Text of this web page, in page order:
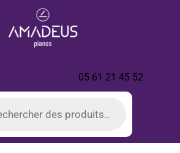
05 61 21 45 52